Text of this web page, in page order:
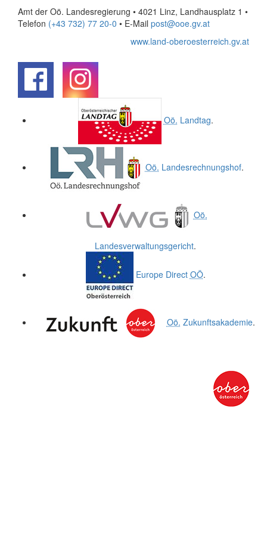
Amt der Oö. Landesregierung • 4021 Linz, Landhausplatz 1 •
Telefon (+43 732) 77 20-0 • E-Mail post@ooe.gv.at
www.land-oberoesterreich.gv.at
Oö. Landtag.
Oö. Landesrechnungshof.
Oö.
Landesverwaltungsgericht.
Europe Direct OÖ.
Oö. Zukunftsakademie.